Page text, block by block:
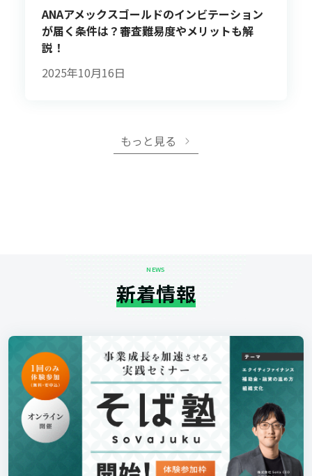
ANAアメックスゴールドのインビテーション
が届く条件は？審査難易度やメリットも解
説！
2025年10月16日
もっと見る
NEWS
新着情報